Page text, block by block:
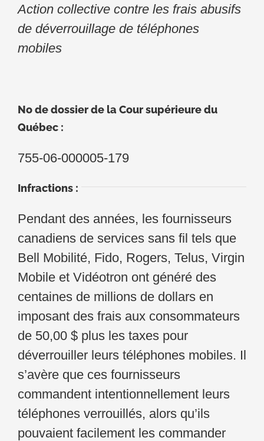
Action collective contre les frais abusifs
de déverrouillage de téléphones
mobiles
No de dossier de la Cour supérieure du
Québec :
755-06-000005-179
Infractions :
Pendant des années, les fournisseurs
canadiens de services sans fil tels que
Bell Mobilité, Fido, Rogers, Telus, Virgin
Mobile et Vidéotron ont généré des
centaines de millions de dollars en
imposant des frais aux consommateurs
de 50,00 $ plus les taxes pour
déverrouiller leurs téléphones mobiles. Il
s’avère que ces fournisseurs
commandent intentionnellement leurs
téléphones verrouillés, alors qu’ils
pouvaient facilement les commander